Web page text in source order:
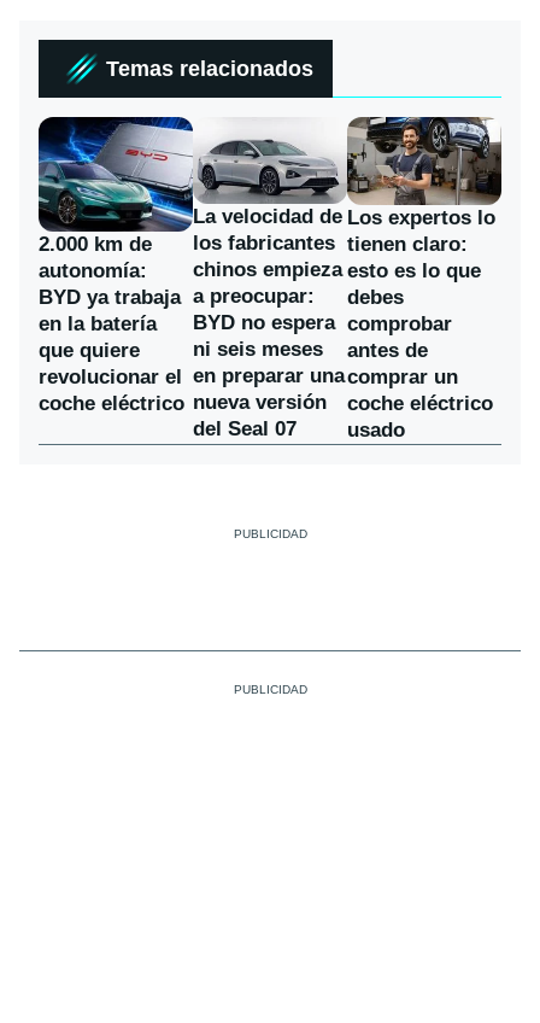
Temas relacionados
2.000 km de
autonomía:
BYD ya trabaja
en la batería
que quiere
revolucionar el
coche eléctrico
La velocidad de
los fabricantes
chinos empieza
a preocupar:
BYD no espera
ni seis meses
en preparar una
nueva versión
del Seal 07
Los expertos lo
tienen claro:
esto es lo que
debes
comprobar
antes de
comprar un
coche eléctrico
usado